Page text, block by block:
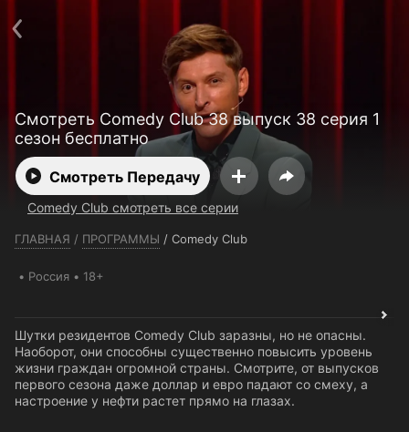
Смотреть Comedy Club 38 выпуск 38 серия 1
сезон бесплатно
Смотреть Передачу
Comedy Club смотреть все серии
ГЛАВНАЯ / ПРОГРАММЫ / Comedy Club
Россия 18+
Шутки резидентов Comedy Club заразны, но не опасны.
Наоборот, они способны существенно повысить уровень
жизни граждан огромной страны. Смотрите, от выпусков
первого сезона даже доллар и евро падают со смеху, а
настроение у нефти растет прямо на глазах.
Пользовательское соглашение
Политика конфиденциальности
Открыть приложение